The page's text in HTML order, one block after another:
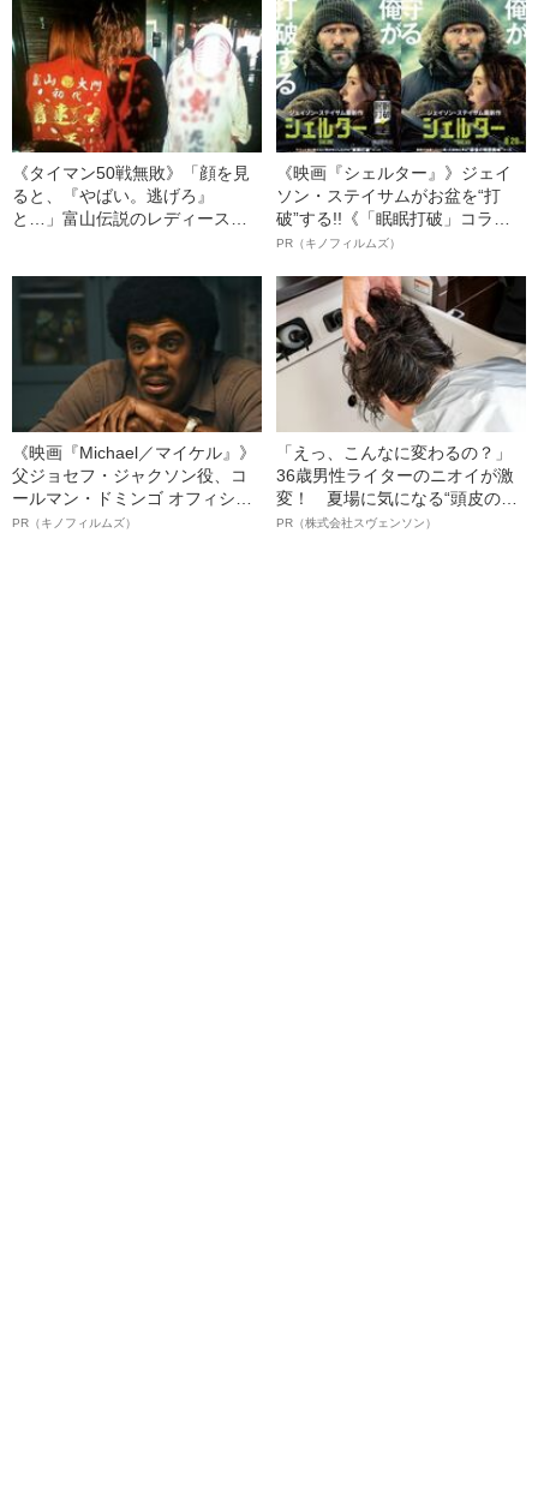
《タイマン50戦無敗》「顔を見
ると、『やばい。逃げろ』
と…」富山伝説のレディース初
《映画『シェルター』》ジェイ
ソン・ステイサムがお盆を“打
破”する!!《「眠眠打破」コラ
ボ》
PR（キノフィルムズ）
《映画『Michael／マイケル』》
父ジョセフ・ジャクソン役、コ
ールマン・ドミンゴ オフィシャ
ルインタビュー“観客を魅了した
PR（キノフィルムズ）
「えっ、こんなに変わるの？」
36歳男性ライターのニオイが激
変！ 夏場に気になる“頭皮のニ
オイ”や“ベタつき”を解消す
PR（株式会社スヴェンソン）